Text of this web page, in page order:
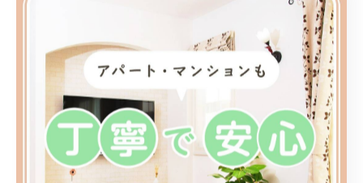
となるため、計画段階から書類準備を進めることがポイ
ントです。
省エネリフォームの補助金を活用した事例では、「窓の
断熱改修で補助金を利用し、夏の室内温度上昇を抑えら
れた」「エコキュート導入で光熱費が減った」など、費
用対効果の高いリフォームが実現しています。補助金申
請には期限や予算枠の制限もあるため、早めの相談と計